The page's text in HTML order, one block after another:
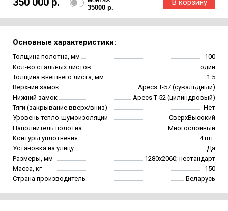
35000 р.
Основные характеристики:
Толщина полотна, мм
100
Кол-во стальных листов
один
Толщина внешнего листа, мм
1.5
Верхний замок
Apecs T-57 (сувальдный)
Нижний замок
Apecs T-52 (цилиндровый)
Тяги (закрывание вверх/вниз)
Нет
Уровень тепло-шумоизоляции
СверхВысокий
Наполнитель полотна
Многослойный
Контуры уплотнения
4 шт.
Установка на улицу
Да
Размеры, мм
1280х2060; нестандарт
Масса, кг
150
Страна производитель
Беларусь